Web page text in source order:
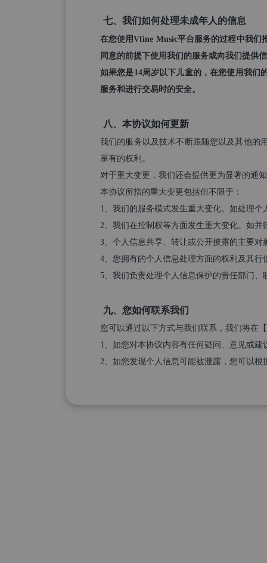
七、我们如何处理未成年人的信息
在您使用Vfine Music平台服务的过程中我们
同意的前提下使用我们的服务或向我们提供
如果您是14周岁以下儿童的，在您使用我们
服务和进行交易时的安全。
八、本协议如何更新
我们的服务以及技术不断跟随您以及其他的
享有的权利。
对于重大变更，我们还会提供更为显著的通
本协议所指的重大变更包括但不限于：
1、我们的服务模式发生重大变化。如处理
2、我们在控制权等方面发生重大变化。如
3、个人信息共享、转让或公开披露的主要对
4、您拥有的个人信息处理方面的权利及其行
5、我们负责处理个人信息保护的责任部门
九、您如何联系我们
您可以通过以下方式与我们联系，我们将在
1、如您对本协议内容有任何疑问、意见或
2、如您发现个人信息可能被泄露，您可以根